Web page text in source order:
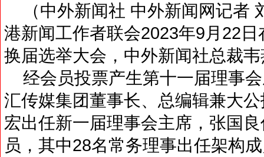
（中外新闻社 中外新闻网记者
港新闻工作者联会2023年9月22
换届选举大会，中外新闻社总裁
经会员投票产生第十一届理事
汇传媒集团董事长、总编辑兼大
宏出任新一届理事会主席，张国
员，其中28名常务理事出任架构